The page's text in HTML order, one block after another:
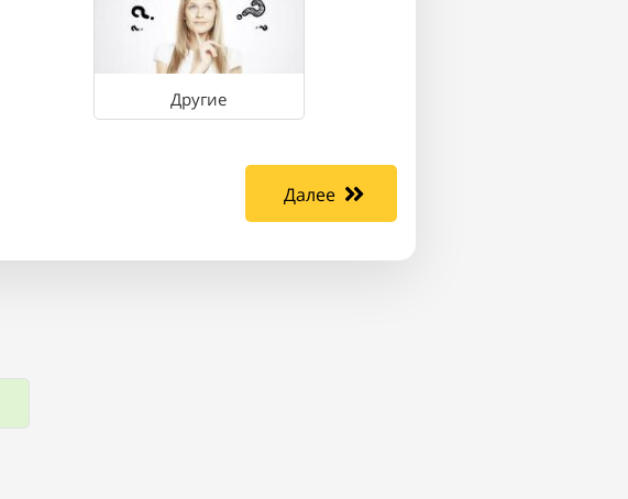
Другие
Далее